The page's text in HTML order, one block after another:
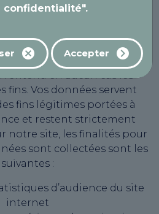
confidentialité".
Accepter
données sont-elles
s’engage à traiter vos
dans le strict respect de
en aucun cas les
fins. Vos données servent
fins légitimes portées à
et restent strictement
notre site, les finalités pour
sont collectées sont les
suivantes :
d’audience du site
internet